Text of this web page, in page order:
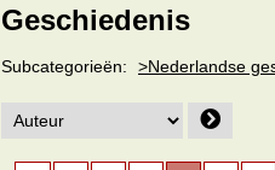
Geschiedenis
Subcategorieën: >Nederlandse